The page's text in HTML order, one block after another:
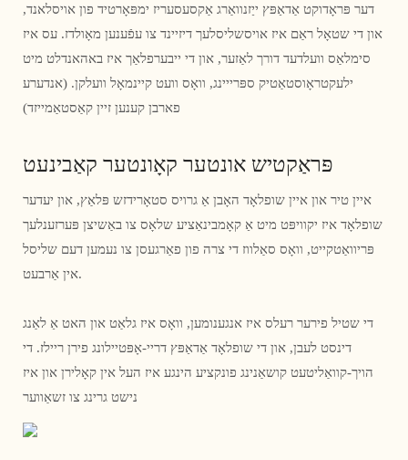
דער פּראָדוקט אַדאַפּץ ייַזנוואַרג אַקסעסעריז ימפּאָרטיד פון אויסלאנד,
און די שטאָל ראַם איז אויסשליסלעך דיזיינד צו עפֿענען מאָולדז. עס איז
סימלאַס וועלדעד דורך לאַזער, און די ייבערפלאַך איז באהאנדלט מיט
ילעקטראָוסטאַטיק ספּרייינג, וואָס וועט קיינמאָל וועלקן. (אנדערע
פארבן קענען זיין קאַסטאַמייזד)
פּראַקטיש אונטער קאָונטער קאַבינעט
איין טיר און איין שופלאָד האָבן אַ גרויס סטאָרידזש פּלאַץ, און יעדער
שופלאָד איז יקוויפּט מיט אַ קאָמבינאַציע שלאָס צו באַשיצן פּערזענלעך
פּריוואַטקייט, וואָס סאַלווז די צרה פון פאַרגעסן צו נעמען דעם שליסל
אין אַרבעט.
די שטיל פירער רעלס איז אנגענומען, וואָס איז גלאַט און האט אַ לאַנג
דינסט לעבן, און די שופלאָד אַדאַפּץ דריי-אָפּטיילונג פירן ריילז. די
הויך-קוואַליטעט קושאַנינג פונקציע הינגע איז העל אין קאָלירן און איז